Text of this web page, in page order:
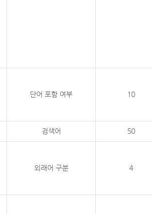
단어 포함 여부 10
검색어 50
외래어 구분 4